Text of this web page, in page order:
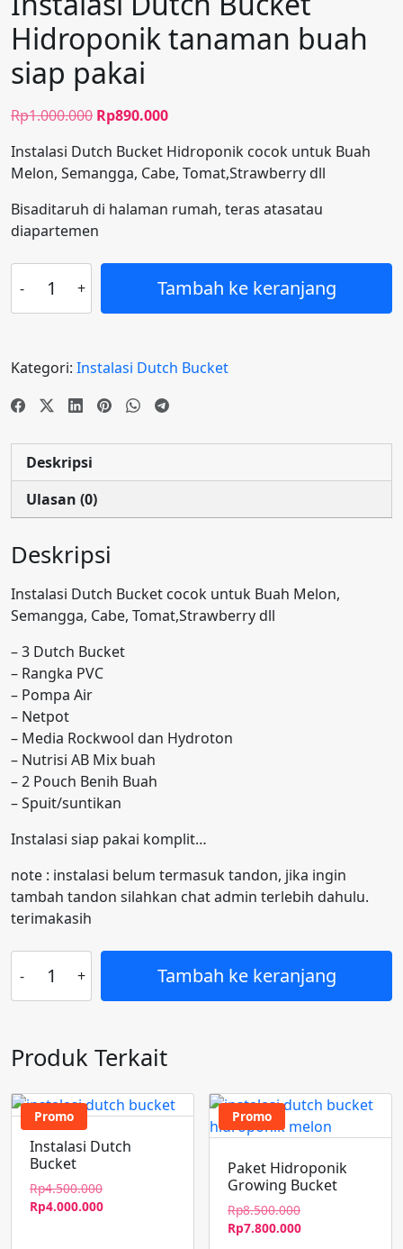
Hidroponik tanaman buah
siap pakai
Rp1.000.000 Harga
adalah:
Rp1.000.000.
Rp890.000Harga
ini
adalah:
Rp890.000.
Instalasi Dutch Bucket Hidroponik cocok untuk Buah
Melon, Semangga, Cabe, Tomat,Strawberry dll
Bisaditaruh di halaman rumah, teras atasatau
diapartemen
Instalasi
Dutch
Hidroponik
tanaman
buah
pakai
Tambah ke keranjang
Kategori: Instalasi Dutch Bucket
Deskripsi
Ulasan (0)
Deskripsi
Instalasi Dutch Bucket cocok untuk Buah Melon,
Semangga, Cabe, Tomat,Strawberry dll
– 3 Dutch Bucket
– Rangka PVC
– Pompa Air
– Netpot
– Media Rockwool dan Hydroton
– Nutrisi AB Mix buah
– 2 Pouch Benih Buah
– Spuit/suntikan
Instalasi siap pakai komplit…
note : instalasi belum termasuk tandon, jika ingin
tambah tandon silahkan chat admin terlebih dahulu.
terimakasih
Instalasi
Dutch
Hidroponik
tanaman
buah
siap
pakai
Tambah ke keranjang
Produk Terkait
Promo
Instalasi Dutch
Bucket
Rp4.500.000Harga
aslinya
Rp4.000.000Harga
Promo
Paket Hidroponik
Growing Bucket
Rp8.500.000Harga
aslinya
Rp7.800.000Harga